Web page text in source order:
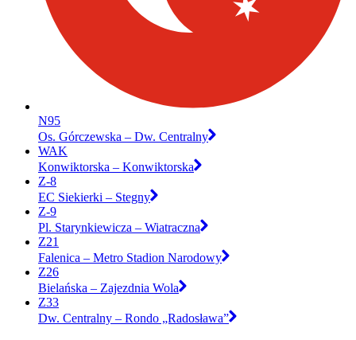
N95
Os. Górczewska – Dw. Centralny
WAK
Konwiktorska – Konwiktorska
Z-8
EC Siekierki – Stegny
Z-9
Pl. Starynkiewicza – Wiatraczna
Z21
Falenica – Metro Stadion Narodowy
Z26
Bielańska – Zajezdnia Wola
Z33
Dw. Centralny – Rondo „Radosława”